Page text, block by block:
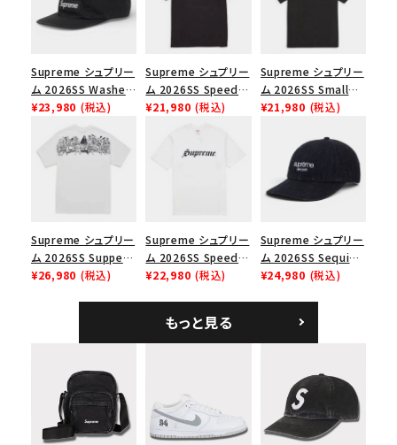
円 ～
円
在庫のない商品を表示する
絞り込んで検索する
Supreme シュプリー
ム 2026SS Washed
Chino Twill Camp
Cap ウォッシュド チ
ノツイル キャンプキャ
ップ ブラック
¥23,980 (税込)
Supreme シュプリー
ム 2026SS Speed
Tee スピードTシャツ
¥21,980 (税込)
Supreme シュプリー
ム 2026SS Small
Box Tee スモールボ
¥21,980 (税込)
Supreme シュプリー
ム 2026SS Supper
Tee サパーTシャツ
¥26,980 (税込)
Supreme シュプリー
ム 2026SS Speed
Tee スピードTシャツ
¥22,980 (税込)
Supreme シュプリー
ム 2026SS Sequin
Denim Classic
シックロゴ 6パネルキ
ャップ ブラック
¥24,980 (税込)
もっと見る